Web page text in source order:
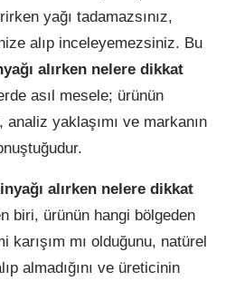
yağı tadamazsınız,
alıp inceleyemezsiniz. Bu
alırken nelere dikkat
asıl mesele; ürünün
yaklaşımı ve markanın
alırken nelere dikkat
biri, ürünün hangi bölgeden
karışım mı olduğunu, natürel
almadığını ve üreticinin